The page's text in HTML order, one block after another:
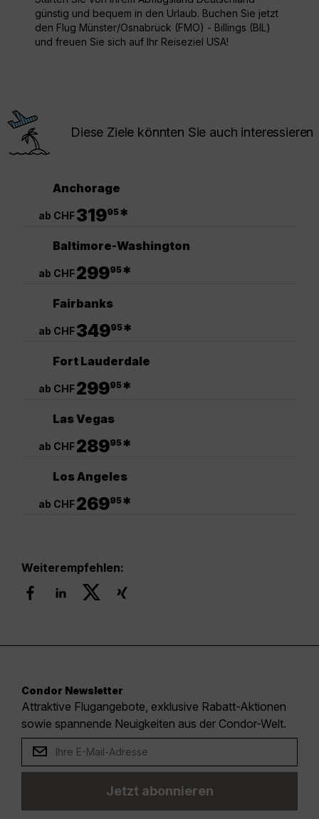
günstig und bequem in den Urlaub. Buchen Sie jetzt
den Flug Münster/Osnabrück (FMO) - Billings (BIL)
und freuen Sie sich auf Ihr Reiseziel USA!
Diese Ziele könnten Sie auch interessieren
Anchorage
ab CHF31995*
Baltimore-Washington
ab CHF29995*
Fairbanks
ab CHF34995*
Fort Lauderdale
ab CHF29995*
Las Vegas
ab CHF28995*
Los Angeles
ab CHF26995*
Weiterempfehlen:
Condor Newsletter
Attraktive Flugangebote, exklusive Rabatt-Aktionen
sowie spannende Neuigkeiten aus der Condor-Welt.
Jetzt abonnieren